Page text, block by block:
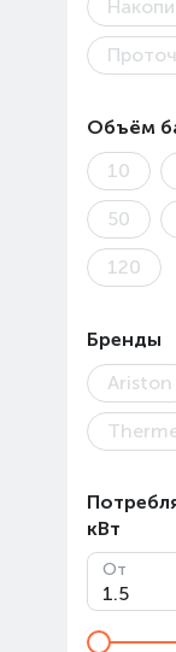
Объём
10
50
120
Бренды
Ariston
кВт
От